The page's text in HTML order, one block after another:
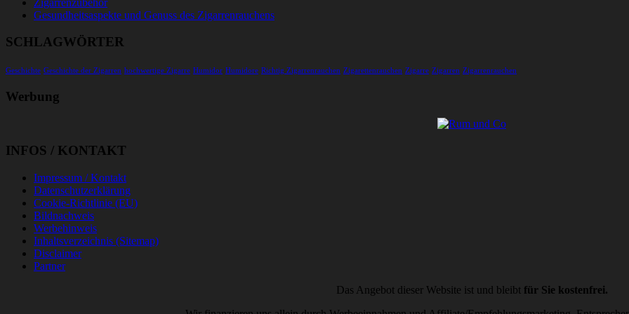
Gesundheitsaspekte und Genuss des Zigarrenrauchens
SCHLAGWÖRTER
Geschichte Geschichte der Zigarren hochwertige Zigarre Humidor Humidore Richtig Zigarrenrauchen Zigarettenrauchen Zigarre Zigarren Zigarrenrauchen
Werbung
INFOS / KONTAKT
Impressum / Kontakt
Datenschutzerklärung
Cookie-Richtlinie (EU)
Bildnachweis
Werbehinweis
Inhaltsverzeichnis (Sitemap)
Disclaimer
Partner
Das Angebot dieser Website ist und bleibt für Sie kostenfrei.